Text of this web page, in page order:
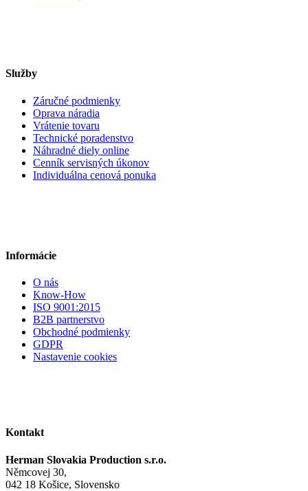
Služby
Záručné podmienky
Oprava náradia
Vrátenie tovaru
Technické poradenstvo
Náhradné diely online
Cenník servisných úkonov
Individuálna cenová ponuka
Informácie
O nás
Know-How
ISO 9001:2015
B2B partnerstvo
Obchodné podmienky
GDPR
Nastavenie cookies
Kontakt
Herman Slovakia Production s.r.o.
Němcovej 30,
042 18 Košice, Slovensko